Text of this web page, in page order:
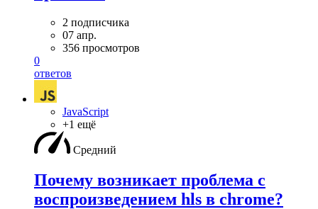
2 подписчика
07 апр.
356 просмотров
0
ответов
JavaScript
+1 ещё
Средний
Почему возникает проблема с
воспроизведением hls в chrome?